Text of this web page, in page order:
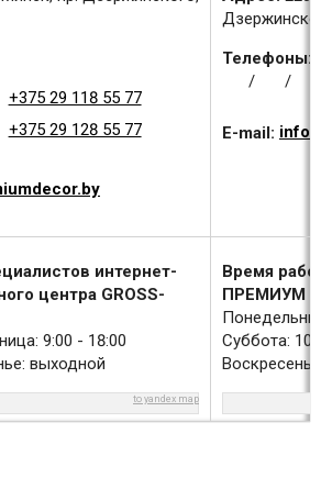
+375 29 118 55 77
+375 29 128 55 77
Телефоны:
/
/
E-mail:
интернет-
центра GROSS-
9:00 - 18:00
выходной
to yandex map
Время
ПРЕМИУМ
Суббота: